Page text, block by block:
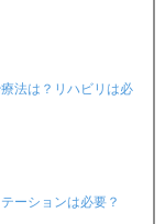
法は？リハビリは必
ーションは必要？